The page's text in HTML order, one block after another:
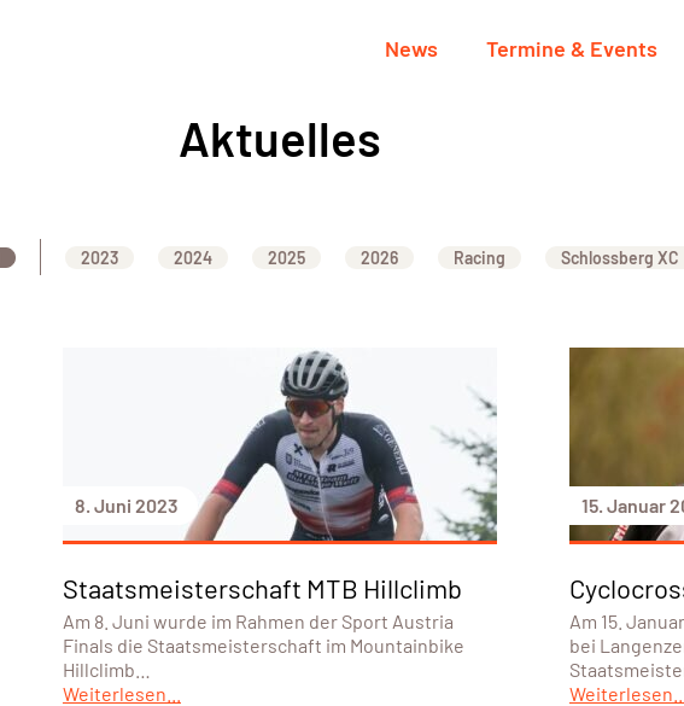
News Termine & Events
Aktuelles
2023 2024 2025 2026 Racing Schlossberg XC
8. Juni 2023
Staatsmeisterschaft MTB Hillclimb
Am 8. Juni wurde im Rahmen der Sport Austria
Finals die Staatsmeisterschaft im Mountainbike
Hillclimb…
Weiterlesen...
15. Januar
Am 15.
bei
Weiterlesen...